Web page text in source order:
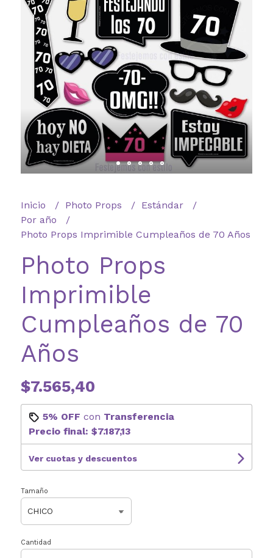
Inicio Photo Props
Estándar
Por año
Photo Props Imprimible Cumpleaños de 70 Años
Photo Props
Imprimible
Cumpleaños de 70
Años
$7.565,40
5% OFF con Transferencia
Precio final: $7.187,13
Ver cuotas y descuentos
Tamaño
Cantidad